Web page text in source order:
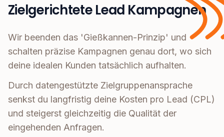
Zielgerichtete Lead Kampagnen
Wir beenden das 'Gießkannen-Prinzip' und
schalten präzise Kampagnen genau dort, wo sich
deine idealen Kunden tatsächlich aufhalten.
Durch datengestützte Zielgruppenansprache
senkst du langfristig deine Kosten pro Lead (CPL)
und steigerst gleichzeitig die Qualität der
eingehenden Anfragen.